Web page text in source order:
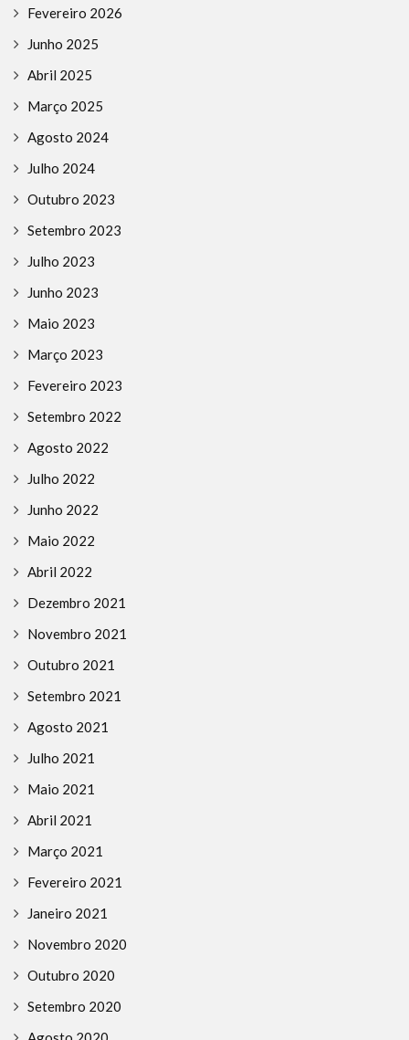
Fevereiro 2026
Junho 2025
Abril 2025
Março 2025
Agosto 2024
Julho 2024
Outubro 2023
Setembro 2023
Julho 2023
Junho 2023
Maio 2023
Março 2023
Fevereiro 2023
Setembro 2022
Agosto 2022
Julho 2022
Junho 2022
Maio 2022
Abril 2022
Dezembro 2021
Novembro 2021
Outubro 2021
Setembro 2021
Agosto 2021
Julho 2021
Maio 2021
Abril 2021
Março 2021
Fevereiro 2021
Janeiro 2021
Novembro 2020
Outubro 2020
Setembro 2020